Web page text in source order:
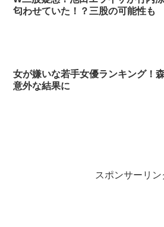
匂わせていた！？三股の可能性も
女が嫌いな若手女優ランキング！
意外な結果に
スポンサーリン